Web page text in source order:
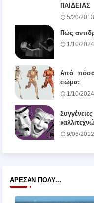
ΠΑΙΔΕΙΑΣ
5/20/
Πώς
1/10/
Από πόσα
σώμα;
1/10/
9/06/
ΆΡΕΣΑΝ ΠΟΛΎ...